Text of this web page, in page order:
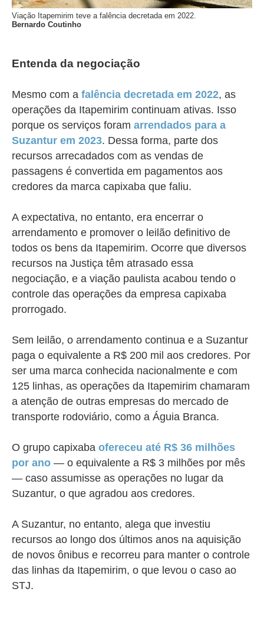
Viação Itapemirim teve a falência decretada em 2022.
Bernardo Coutinho
Entenda da negociação
Mesmo com a falência decretada em 2022, as
operações da Itapemirim continuam ativas. Isso
porque os serviços foram arrendados para a
Suzantur em 2023. Dessa forma, parte dos
recursos arrecadados com as vendas de
passagens é convertida em pagamentos aos
credores da marca capixaba que faliu.
A expectativa, no entanto, era encerrar o
arrendamento e promover o leilão definitivo de
todos os bens da Itapemirim. Ocorre que diversos
recursos na Justiça têm atrasado essa
negociação, e a viação paulista acabou tendo o
controle das operações da empresa capixaba
prorrogado.
Sem leilão, o arrendamento continua e a Suzantur
paga o equivalente a R$ 200 mil aos credores. Por
ser uma marca conhecida nacionalmente e com
125 linhas, as operações da Itapemirim chamaram
a atenção de outras empresas do mercado de
transporte rodoviário, como a Águia Branca.
O grupo capixaba ofereceu até R$ 36 milhões
por ano — o equivalente a R$ 3 milhões por mês
— caso assumisse as operações no lugar da
Suzantur, o que agradou aos credores.
A Suzantur, no entanto, alega que investiu
recursos ao longo dos últimos anos na aquisição
de novos ônibus e recorreu para manter o controle
das linhas da Itapemirim, o que levou o caso ao
STJ.